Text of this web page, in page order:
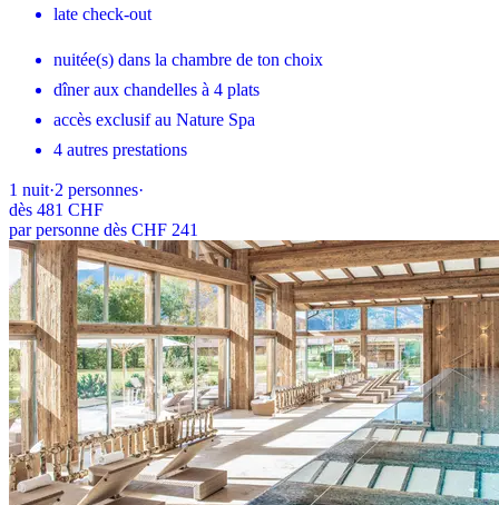
late check-out
nuitée(s) dans la chambre de ton choix
dîner aux chandelles à 4 plats
accès exclusif au Nature Spa
4 autres prestations
1 nuit·2 personnes·
dès 481 CHF
par personne dès CHF 241